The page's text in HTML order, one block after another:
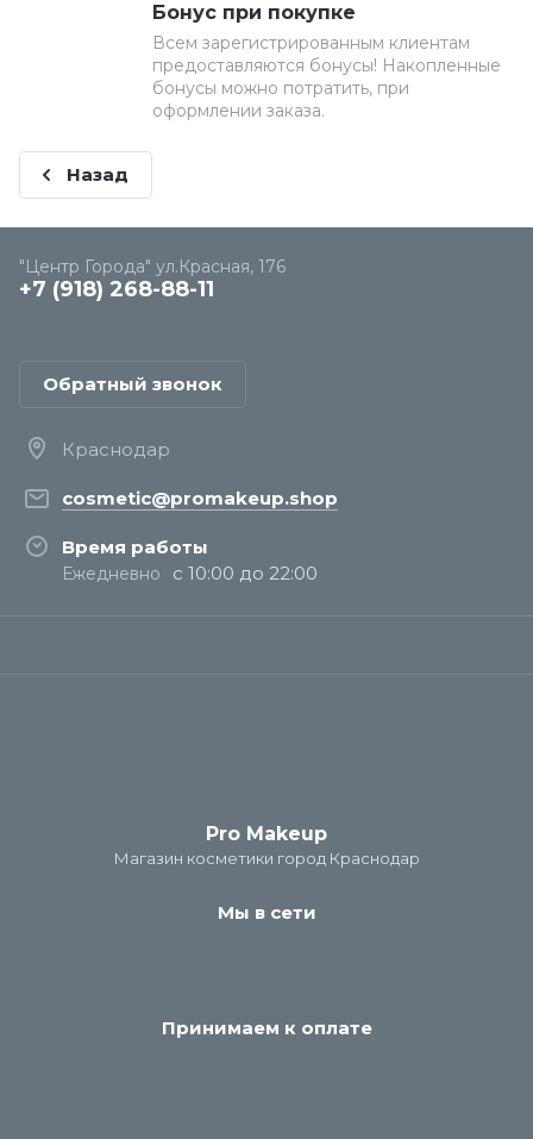
Бонус при покупке
Всем зарегистрированным клиентам
предоставляются бонусы! Накопленные
бонусы можно потратить, при
оформлении заказа.
Назад
"Центр Города" ул.Красная, 176
+7 (918) 268-88-11
Обратный звонок
Краснодар
cosmetic@promakeup.shop
Время работы
Ежедневно с 10:00 до 22:00
Pro Makeup
Магазин косметики город Краснодар
Мы в сети
Принимаем к оплате